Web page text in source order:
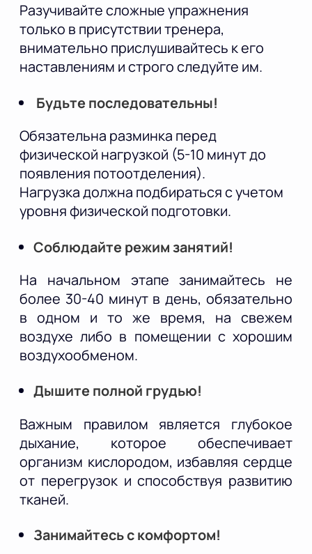
Разучивайте сложные упражнения
только в присутствии тренера,
внимательно прислушивайтесь к его
наставлениям и строго следуйте им.
Будьте последовательны!
Обязательна разминка перед
физической нагрузкой (5-10 минут до
появления потоотделения).
Нагрузка должна подбираться с учетом
уровня физической подготовки.
Соблюдайте режим занятий!
На начальном этапе занимайтесь не
более 30-40 минут в день, обязательно
в одном и то же время, на свежем
воздухе либо в помещении с хорошим
воздухообменом.
Дышите полной грудью!
Важным правилом является глубокое
дыхание, которое обеспечивает
организм кислородом, избавляя сердце
от перегрузок и способствуя развитию
тканей.
Занимайтесь с комфортом!